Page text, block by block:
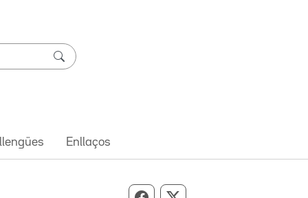
Enllaços